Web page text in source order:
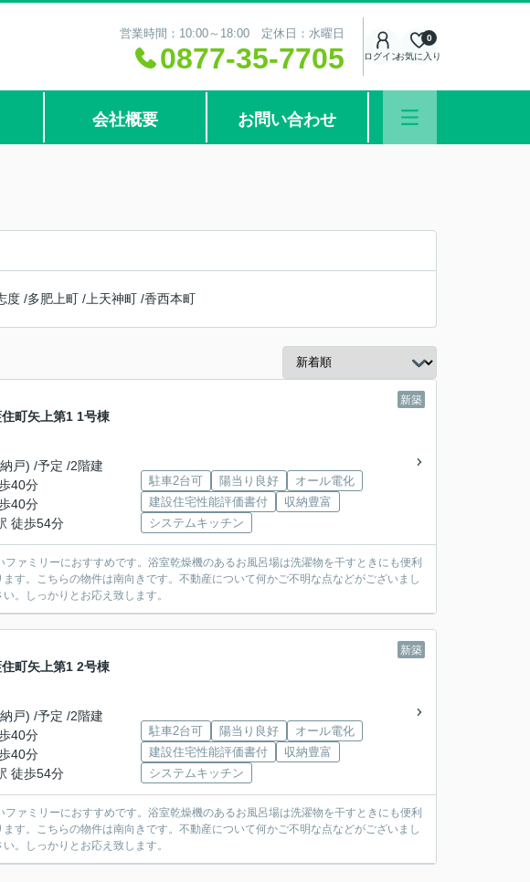
営業時間：10:00～18:00 定休日：水曜日
0877-35-7705 ログインお気に入り
0
会社概要 お問い合わせ
度 /多肥上町 / 上天神町 /香西本町
新築
町矢上第1 1号棟
戸) /予定 /2階建
40分
40分
徒歩54分
駐車2台可 陽当り良好
オール電化
建設住宅性能評価書付
収納豊富
システムキッチン
ァミリーにおすすめです。浴室乾燥機のあるお風呂場は洗濯物を干すときにも便利
す。こちらの物件は南向きです。不動産について何かご不明な点などがございまし
。しっかりとお応え致します。
新築
町矢上第1 2号棟
戸) /予定 /2階建
40分
40分
徒歩54分
駐車2台可 陽当り良好
オール電化
建設住宅性能評価書付
収納豊富
システムキッチン
ァミリーにおすすめです。浴室乾燥機のあるお風呂場は洗濯物を干すときにも便利
す。こちらの物件は南向きです。不動産について何かご不明な点などがございまし
。しっかりとお応え致します。